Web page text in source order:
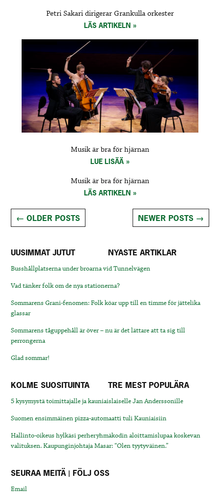
Petri Sakari dirigerar Grankulla orkester
LÄS ARTIKELN
Musik är bra för hjärnan
LUE LISÄÄ
Musik är bra för hjärnan
LÄS ARTIKELN
Posts
navigation
← OLDER POSTS NEWER POSTS →
UUSIMMAT JUTUT NYASTE ARTIKLAR
Busshållplatserna under broarna vid Tunnelvägen
Vad tänker folk om de nya stationerna?
Sommarens Grani-fenomen: Folk köar upp till en timme för jättelika
glassar
Sommarens tåguppehåll är över – nu är det lättare att ta sig till
perrongerna
Glad sommar!
KOLME SUOSITUINTA TRE MEST POPULÄRA
5 kysymystä toimittajalle ja kauniaislaiselle Jan Anderssonille
Suomen ensimmäinen pizza-automaatti tuli Kauniaisiin
Hallinto-oikeus hylkäsi perheryhmäkodin aloittamislupaa koskevan
valituksen. Kaupunginjohtaja Masar: “Olen tyytyväinen.”
SEURAA MEITÄ | FÖLJ OSS
Email